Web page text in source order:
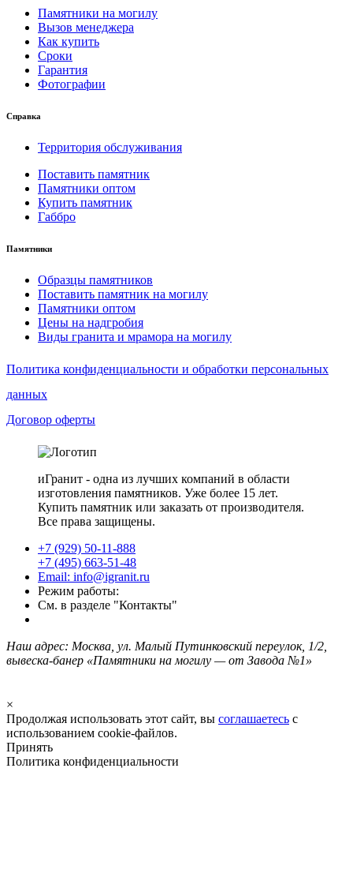
Памятники на могилу
Вызов менеджера
Как купить
Сроки
Гарантия
Фотографии
Справка
Территория обслуживания
Поставить памятник
Памятники оптом
Купить памятник
Габбро
Памятники
Образцы памятников
Поставить памятник на могилу
Памятники оптом
Цены на надгробия
Виды гранита и мрамора на могилу
Политика конфиденциальности и обработки персональных
данных
Договор оферты
иГранит - одна из лучших компаний в области
изготовления памятников. Уже более 15 лет.
Купить памятник или заказать от производителя.
Все права защищены.
+7 (929) 50-11-888
+7 (495) 663-51-48
Email: info@igranit.ru
Режим работы:
См. в разделе "Контакты"
Наш адрес: Москва, ул. Малый Путинковский переулок, 1/2,
вывеска-банер «Памятники на могилу — от Завода №1»
×
Продолжая использовать этот сайт, вы соглашаетесь с
использованием cookie-файлов.
Принять
Политика конфиденциальности